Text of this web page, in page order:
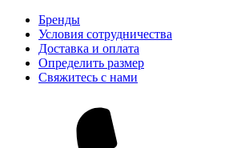
Бренды
Условия сотрудничества
Доставка и оплата
Определить размер
Свяжитесь с нами